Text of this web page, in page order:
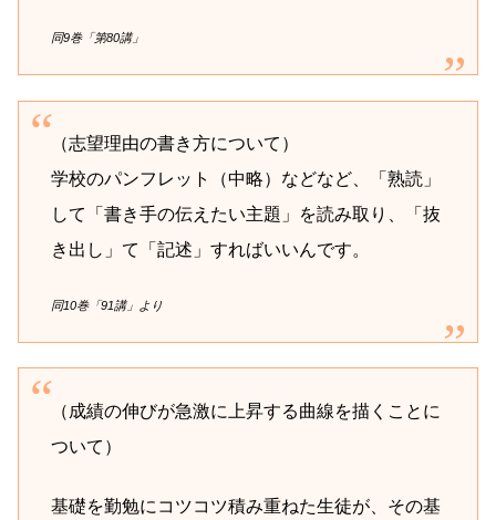
同9巻「第80講」
（志望理由の書き方について）
学校のパンフレット（中略）などなど、「熟読」
して「書き手の伝えたい主題」を読み取り、「抜
き出し」て「記述」すればいいんです。
同10巻「91講」より
（成績の伸びが急激に上昇する曲線を描くことに
ついて）
基礎を勤勉にコツコツ積み重ねた生徒が、その基